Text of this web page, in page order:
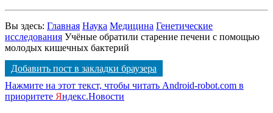
Вы здесь: Главная Наука Медицина Генетические
исследования Учёные обратили старение печени с помощью
молодых кишечных бактерий
Добавить пост в закладки браузера
Нажмите на этот текст, чтобы читать Android-robot.com в
приоритете Яндекс.Новости